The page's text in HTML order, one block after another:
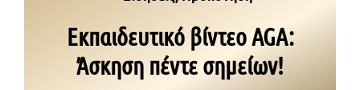
Εκπαιδευτικό βίντεο AGA:
Άσκηση πέντε σημείων!